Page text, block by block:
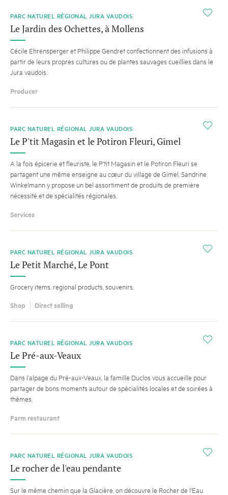
i
PARC NATUREL RÉGIONAL JURA VAUDOIS
Le Jardin des Ochettes, à Mollens
Cécile Ehrensperger et Philippe Gendret confectionnent des infusions à
partir de leurs propres cultures ou de plantes sauvages cueillies dans le
Jura vaudois.
Producer
i
PARC NATUREL RÉGIONAL JURA VAUDOIS
Le P'tit Magasin et le Potiron Fleuri, Gimel
A la fois épicerie et fleuriste, le P'tit Magasin et le Potiron Fleuri se
partagent une même enseigne au cœur du village de Gimel. Sandrine
Winkelmann y propose un bel assortiment de produits de première
nécessité et de spécialités régionales.
Services
i
PARC NATUREL RÉGIONAL JURA VAUDOIS
Le Petit Marché, Le Pont
Grocery items, regional products, souvenirs.
Shop Direct selling
i
PARC NATUREL RÉGIONAL JURA VAUDOIS
Le Pré-aux-Veaux
Dans l’alpage du Pré-aux-Veaux, la famille Duclos vous accueille pour
partager de bons moments autour de spécialités locales et de soirées à
thèmes.
Farm restaurant
i
PARC NATUREL RÉGIONAL JURA VAUDOIS
Le rocher de l'eau pendante
Sur le même chemin que la Glacière, on découvre le Rocher de l'Eau